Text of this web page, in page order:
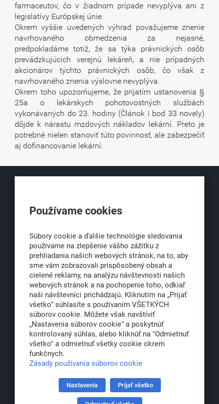
farmaceutov, čo v žiadnom prípade nevyplýva ani z
legislatívy Európskej únie.
Okrem vyššie uvedených výhrad považujeme znenie
navrhovaného obmedzenia za nejasné,
predpokladáme totiž, že sa týka právnických osôb
prevádzkujúcich verejnú lekáreň, a nie prípadných
akcionárov týchto právnických osôb, čo však z
navrhovaného znenia výslovne nevyplýva.
Okrem toho upozorňujeme, že prijatím ustanovenia §
25a o lekárskych pohotovostných službách
vykonávaných do 23. hodiny (Článok I bod 33 novely)
dôjde k nárastu mzdových nákladov lekární. Preto je
potrebné nielen stanoviť túto povinnosť, ale zabezpečiť
aj dofinancovanie lekární.
Obchodná 6
office@klub500.sk
+421 2 54 646 464
www.klub500.sk
Copyright: Klub 500, 2026
Všetky práva vyhradené
Právna informácia
Používame cookies
Súbory cookie a ďalšie technológie sledovania
používame na zlepšenie vášho zážitku z
prehliadania našich webových stránok, na to, aby
sme vám zobrazovali prispôsobený obsah a
cielené reklamy, na analýzu návštevnosti našich
webových stránok a na pochopenie toho, odkiaľ
naši návštevníci prichádzajú. Kliknutím na „Prijať
všetko“ súhlasíte s používaním VŠETKÝCH
súborov cookie. Môžete však navštíviť
„Nastavenia súborov cookie“ a poskytnúť
kontrolovaný súhlas, alebo kliknúť na "Odmietnuť
všetko" a odmietnuť všetky cookie okrem
funkčnych.
Zásady používania súborov cookie
Nastavenia Prijať všetko